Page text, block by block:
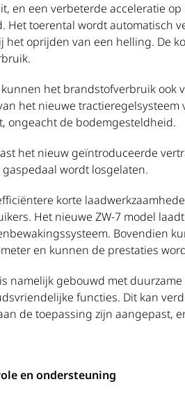
en een verbeterde acceleratie
Het toerental wordt automatisch
het oprijden van een helling. De
het brandstofverbruik ook
het nieuwe tractieregelsysteem
ongeacht de bodemgesteldheid.
het nieuw geïntroduceerde
wordt losgelaten.
korte
Het nieuwe ZW-7 model
Bovendien
meter en kunnen de prestaties
is namelijk gebouwd met
functies. Dit kan
de toepassing zijn aangepast,
en ondersteuning